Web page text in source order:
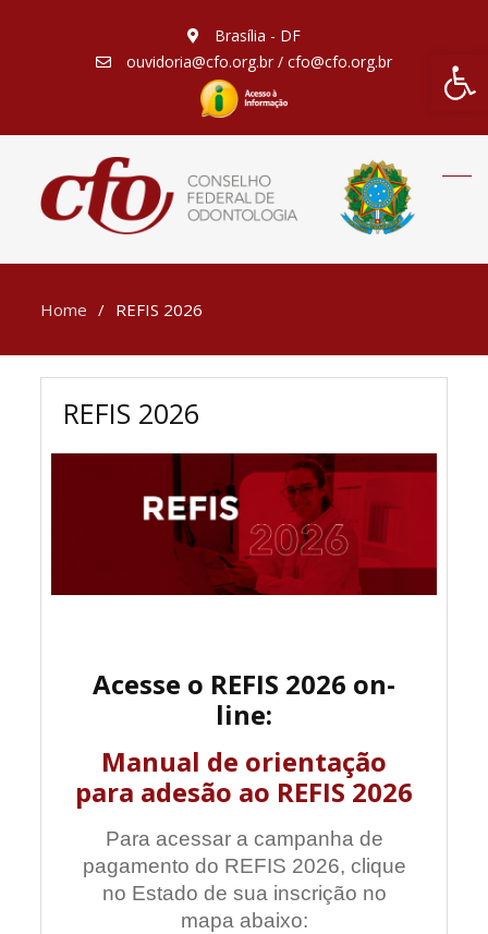
Barra
Brasília - DF
ouvidoria@cfo.org.br / cfo@cfo.org.br
Home REFIS 2026
REFIS 2026
Acesse o REFIS 2026 on-
line:
Manual de orientação
para adesão ao REFIS 2026
Para acessar a campanha de
pagamento do REFIS 2026, clique
no Estado de sua inscrição no
mapa abaixo: